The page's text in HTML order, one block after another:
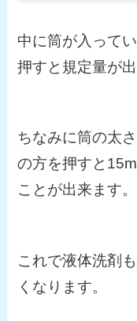
中に筒が入って
押すと規定量が
ちなみに筒の太
の方を押すと
ことが出来ます。
これで液体洗剤
くなります。